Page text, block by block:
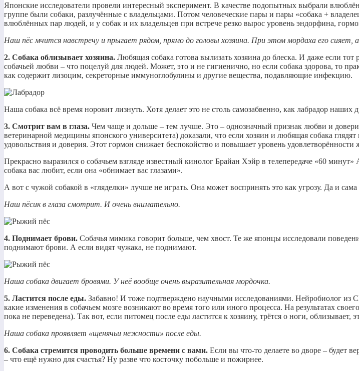
Японские исследователи провели интересный эксперимент. В качестве подопытных выбрали
группе были собаки, разлучённые с владельцами. Потом человеческие пары и пары «собака +
влюблённых пар людей, и у собак и их владельцев при встрече резко вырос уровень эндорфина,
Наш пёс мчится навстречу и прыгает рядом, прямо до головы хозяина. При этом мордаха его
2. Собака облизывает хозяина. Любящая собака готова вылизать хозяина до блеска. И даже если
собачьей любви – что поцелуй для людей. Может, это и не гигиенично, но если собака здорова, то
как содержит лизоцим, секреторные иммуноглобулины и другие вещества, подавляющие инфекцию.
Наша собака всё время норовит лизнуть. Хотя делает это не столь самозабвенно, как лабрадор
3. Смотрит вам в глаза. Чем чаще и дольше – тем лучше. Это – однозначный признак любви и
ветеринарной медицины японского университета) доказали, что если хозяин и любящая собака
удовольствия и доверия. Этот гормон снижает беспокойство и повышает уровень удовлетворённости
Прекрасно выразился о собачьем взгляде известный кинолог Брайан Хэйр в телепередаче «60
собака вас любит, если она «обнимает вас глазами».
А вот с чужой собакой в «гляделки» лучше не играть. Она может воспринять это как угрозу. Да и сама
Наш пёсик в глаза смотрит. И очень внимательно.
4. Поднимает брови. Собачья мимика говорит больше, чем хвост. Те же японцы исследовали
поднимают брови. А если видят чужака, не поднимают.
Наша собака двигает бровями. У неё вообще очень выразительная мордочка.
5. Ластится после еды. Забавно! И тоже подтверждено научными исследованиями. Нейробиолог из
какие изменения в собачьем мозге возникают во время того или иного процесса. На результатах
пока не переведена). Так вот, если питомец после еды ластится к хозяину, трётся о ноги, облизывает,
Наша собака проявляет «щенячьи нежности» после еды.
6. Собака стремится проводить больше времени с вами. Если вы что-то делаете во дворе – будет
– что ещё нужно для счастья? Ну разве что косточку побольше и пожирнее.